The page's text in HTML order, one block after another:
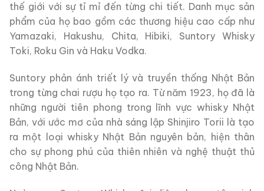
thế giới với sự tỉ mỉ đến từng chi tiết. Danh mục sản
phẩm của họ bao gồm các thương hiệu cao cấp như
Yamazaki, Hakushu, Chita, Hibiki, Suntory Whisky
Toki, Roku Gin và Haku Vodka.
Suntory phản ánh triết lý và truyền thống Nhật Bản
trong từng chai rượu họ tạo ra. Từ năm 1923, họ đã là
những người tiên phong trong lĩnh vực whisky Nhật
Bản, với ước mơ của nhà sáng lập Shinjiro Torii là tạo
ra một loại whisky Nhật Bản nguyên bản, hiện thân
cho sự phong phú của thiên nhiên và nghệ thuật thủ
công Nhật Bản.